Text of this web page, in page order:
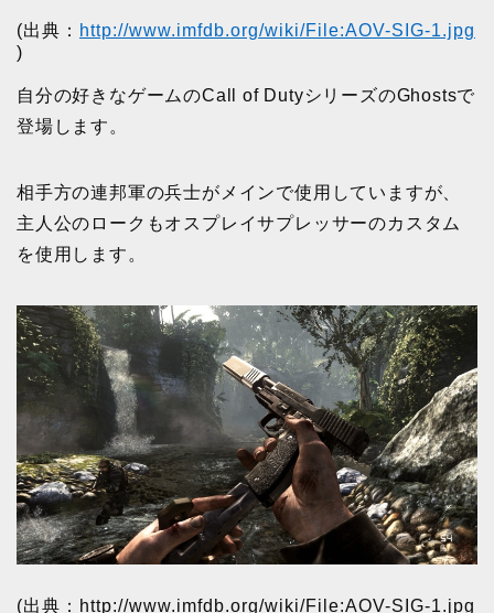
(出典： http://www.imfdb.org/wiki/File:AOV-SIG-1.jpg
)
自分の好きなゲームのCall of DutyシリーズのGhostsで
登場します。
相手方の連邦軍の兵士がメインで使用していますが、
主人公のロークもオスプレイサプレッサーのカスタム
を使用します。
(出典：http://www.imfdb.org/wiki/File:AOV-SIG-1.jpg